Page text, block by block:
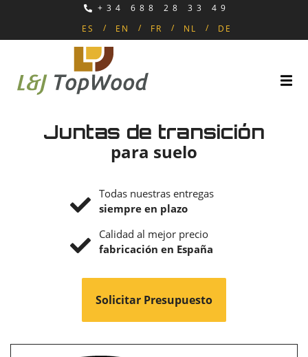
+34 688 28 33 49
ES
EN FR NL DE
Juntas de transición
para suelo
Todas nuestras entregas
siempre en plazo
Calidad al mejor precio
fabricación en España
Solicitar Presupuesto